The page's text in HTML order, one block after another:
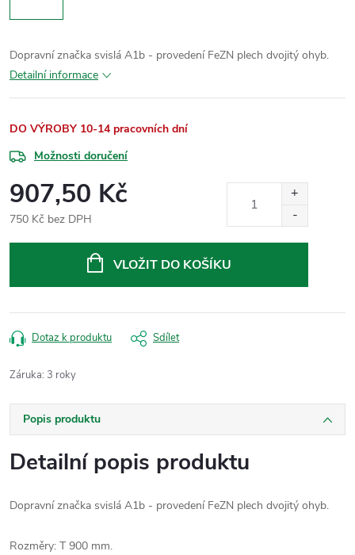
Dopravní značka svislá A1b - provedení FeZN plech dvojitý ohyb.
Detailní informace
DO VÝROBY 10-14 pracovních dní
Možnosti doručení
907,50 Kč
750 Kč bez DPH
VLOŽIT DO KOŠÍKU
Dotaz k produktu Sdílet
Záruka: 3 roky
Popis produktu
Detailní popis produktu
Dopravní značka svislá A1b - provedení FeZN plech dvojitý ohyb.
Rozměry: T 900 mm.